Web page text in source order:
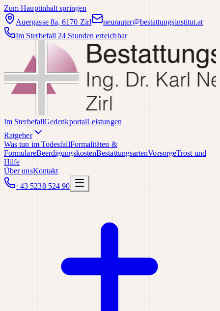
Zum Hauptinhalt springen
Auergasse 8a, 6170 Zirl
neurauter@bestattungsinstitut.at
Im Sterbefall 24 Stunden erreichbar
Im SterbefallGedenkportalLeistungen
Ratgeber
Was tun im TodesfallFormalitäten &
FormulareBeerdigungskostenBestattungsartenVorsorgeTrost und
Hilfe
Über unsKontakt
+43 5238 524 90